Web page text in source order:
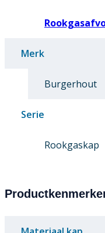
Merk
Burgerhout
Serie
Rookgaskap